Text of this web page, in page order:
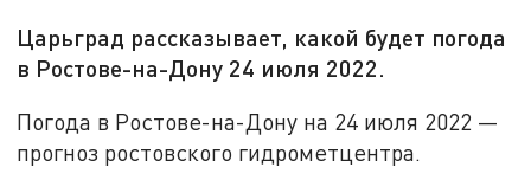
Царьград рассказывает, какой будет погода
в Ростове-на-Дону 24 июля 2022.
Погода в Ростове-на-Дону на 24 июля 2022 —
прогноз ростовского гидрометцентра.